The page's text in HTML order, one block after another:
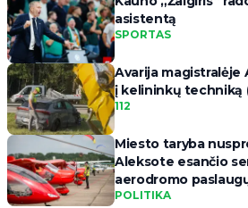
asistentą
SPORTAS
Avarija magistralėje
į kelininkų techniką
112
Miesto taryba
Aleksote esančio
aerodromo
POLITIKA